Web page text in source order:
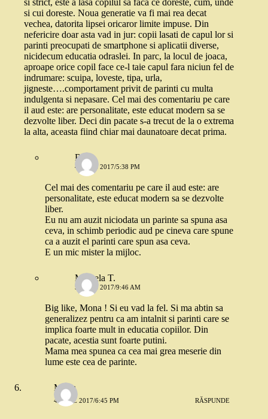
si cui doreste. Noua generatie va fi mai rea decat
vechea, datorita lipsei oricaror limite impuse. Din
nefericire doar asta vad in jur: copii lasati de capul lor si
parinti preocupati de smartphone si aplicatii diverse,
nicidecum educatia odraslei. In parc, la locul de joaca,
aproape orice copil face ce-l taie capul fara niciun fel de
indrumare: scuipa, loveste, tipa, urla,
jigneste….comportament privit de parinti cu multa
indulgenta si nepasare. Cel mai des comentariu pe care
il aud este: are personalitate, este educat modern sa se
dezvolte liber. Deci din pacate s-a trecut de la o extrema
la alta, aceasta fiind chiar mai daunatoare decat prima.
Robo
4 IULIE 2017/5:38 PM
Cel mai des comentariu pe care il aud este: are
personalitate, este educat modern sa se dezvolte
liber.
Eu nu am auzit niciodata un parinte sa spuna asa
ceva, in schimb periodic aud pe cineva care spune
ca a auzit el parinti care spun asa ceva.
E un mic mister la mijloc.
Mihaela T.
5 IULIE 2017/9:46 AM
Big like, Mona ! Si eu vad la fel. Si ma abtin sa
generalizez pentru ca am intalnit si parinti care se
implica foarte mult in educatia copiilor. Din
pacate, acestia sunt foarte putini.
Mama mea spunea ca cea mai grea meserie din
lume este cea de parinte.
Mona
4 IULIE 2017/6:45 PM RĂSPUNDE